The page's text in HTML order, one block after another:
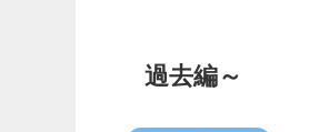
過去編～